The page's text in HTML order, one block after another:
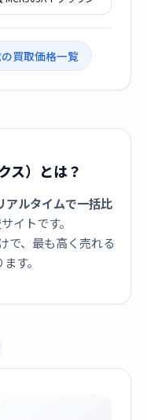
買取価格一覧
ス）とは？
アルタイムで一括比
イトです。
で、最も高く売れる
す。